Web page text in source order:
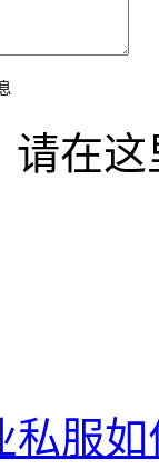
在这
私服